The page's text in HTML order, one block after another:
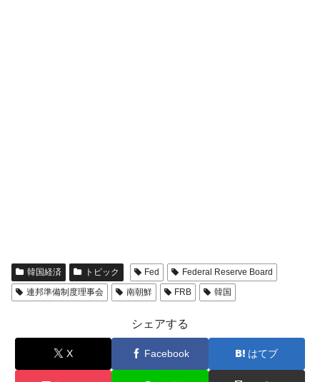
韓国経済 トピック Fed
Federal Reserve Board
連邦準備制度理事会
南朝鮮 FRB 韓国
シェアする
X Facebook はてブ